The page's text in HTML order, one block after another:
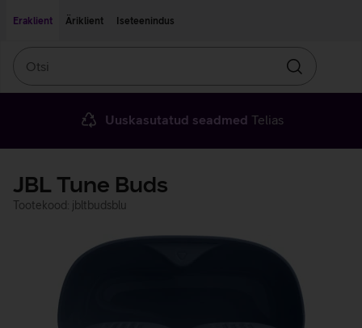
Eraklient
Äriklient Iseteenindus
Otsin
Uuskasutatud seadmed Telias
JBL Tune Buds
Tootekood: jbltbudsblu